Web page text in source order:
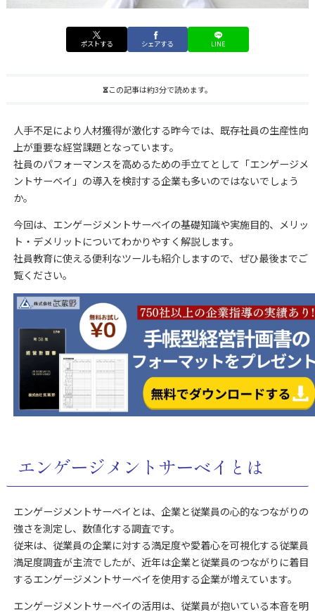
ポストする シェアする LINE
この記事は約3分で読めます。
人手不足により人材獲得が激化する昨今では、既存社員の生産性向
上が重要な経営課題となっています。
社員のパフォーマンスを高めるための手立てとして「エンゲージメ
ントサーベイ」の導入を検討する企業も多いのではないでしょう
か。
今回は、エンゲージメントサーベイの基礎知識や実施目的、メリッ
ト・デメリットについてわかりやすく解説します。
社員教育に使える便利なツールも紹介しますので、ぜひ最後までご
覧ください。
エンゲージメントサーベイとは
エンゲージメントサーベイとは、企業と従業員の心的なつながりの
強さを測定し、数値化する調査です。
従来は、従業員の企業に対する満足度や愛着心を可視化する従業員
満足度調査が主流でしたが、近年は企業と従業員のつながりに着目
するエンゲージメントサーベイを使用する企業が増えています。
エンゲージメントサーベイの活用は、従業員が抱いている本音を明